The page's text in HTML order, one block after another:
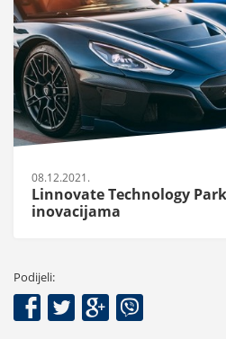
08.12.2021.
Linnovate Technology
inovacijama
Podijeli: